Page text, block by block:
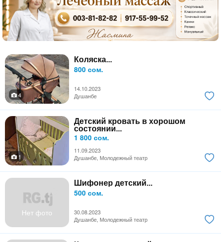
Коляска...
800 сом.
14.10.2023
4
Душанбе
Детский кровать в хорошом
состоянии...
1 800 сом.
11.09.2023
1
Душанбе, Молодежный театр
Нет фото
Шифонер детский...
500 сом.
30.08.2023
Душанбе, Молодежный театр